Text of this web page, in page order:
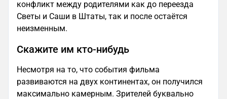
конфликт между родителями как до переезда
Светы и Саши в Штаты, так и после остаётся
неизменным.
Скажите им кто-нибудь
Несмотря на то, что события фильма
развиваются на двух континентах, он получился
максимально камерным. Зрителей буквально